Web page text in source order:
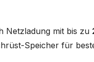
Netzladung mit bis zu
Speicher für